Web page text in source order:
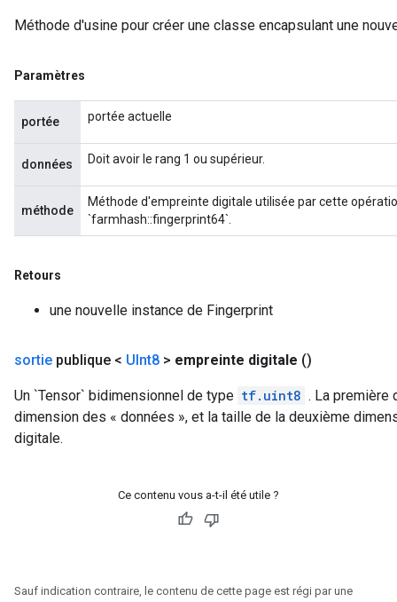
Méthode d'usine pour créer une classe encapsulant une
Paramètres
portée portée actuelle
données Doit avoir le rang 1 ou supérieur.
méthode
Méthode d'empreinte digitale utilisée par cette
`farmhash::fingerprint64`.
Retours
une nouvelle instance de Fingerprint
sortie publique < UInt8 > empreinte digitale ()
Un `Tensor` bidimensionnel de type tf.uint8 . La première
dimension des « données », et la taille de la deuxième
digitale.
Ce contenu vous a-t-il été utile ?
Sauf indication contraire, le contenu de cette page est régi par une